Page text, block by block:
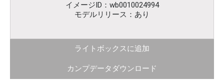
イメージID：wb0010024994
モデルリリース：あり
ライトボックスに追加
カンプデータダウンロード